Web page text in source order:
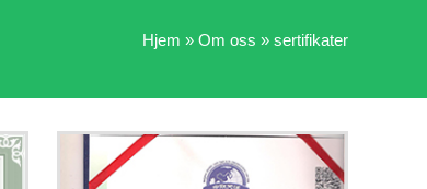
Hjem » Om oss » sertifikater